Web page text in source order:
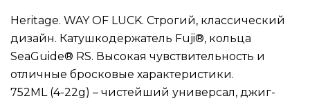
Heritage. WAY OF LUCK. Строгий, классический
дизайн. Катушкодержатель Fuji®, кольца
SeaGuide® RS. Высокая чувствительность и
отличные бросковые характеристики.
752ML (4-22g) – чистейший универсал, джиг-